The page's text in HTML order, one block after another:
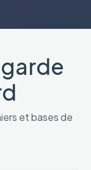
et bases de